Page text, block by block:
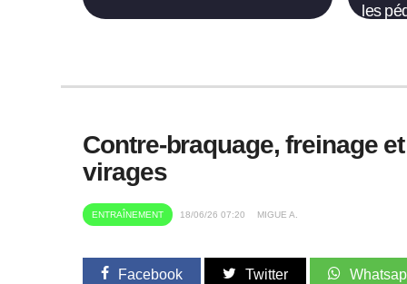
les
Contre-braquage, freinage
virages
ENTRAÎNEMENT 18/06/26 07:20 MIGUE A.
Facebook Twitter